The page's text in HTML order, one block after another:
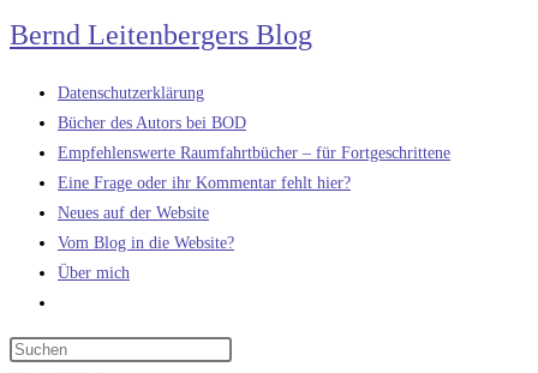
Zum
Inhalt
springen
Bernd Leitenbergers Blog
Datenschutzerklärung
Bücher des Autors bei BOD
Empfehlenswerte Raumfahrtbücher – für Fortgeschrittene
Eine Frage oder ihr Kommentar fehlt hier?
Neues auf der Website
Vom Blog in die Website?
Über mich
umschalten